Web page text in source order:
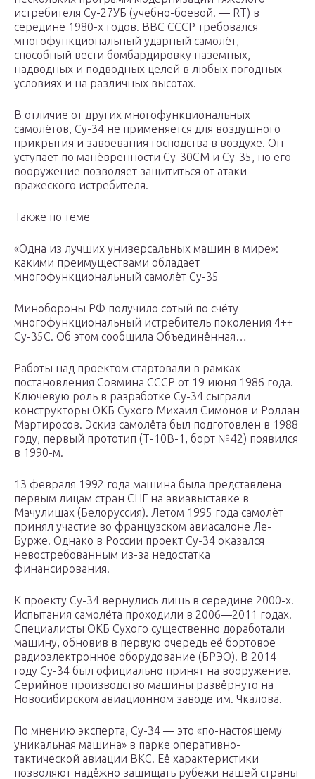
истребителя Су-27УБ (учебно-боевой. — RT) в
середине 1980-х годов. ВВС СССР требовался
многофункциональный ударный самолёт,
способный вести бомбардировку наземных,
надводных и подводных целей в любых погодных
условиях и на различных высотах.
В отличие от других многофункциональных
самолётов, Су-34 не применяется для воздушного
прикрытия и завоевания господства в воздухе. Он
уступает по манёвренности Су-30СМ и Су-35, но его
вооружение позволяет защититься от атаки
вражеского истребителя.
Также по теме
«Одна из лучших универсальных машин в мире»:
какими преимуществами обладает
многофункциональный самолёт Су-35
Минобороны РФ получило сотый по счёту
многофункциональный истребитель поколения 4++
Су-35С. Об этом сообщила Объединённая…
Работы над проектом стартовали в рамках
постановления Совмина СССР от 19 июня 1986 года.
Ключевую роль в разработке Су-34 сыграли
конструкторы ОКБ Сухого Михаил Симонов и Роллан
Мартиросов. Эскиз самолёта был подготовлен в 1988
году, первый прототип (Т-10В-1, борт №42) появился
в 1990-м.
13 февраля 1992 года машина была представлена
первым лицам стран СНГ на авиавыставке в
Мачулищах (Белоруссия). Летом 1995 года самолёт
принял участие во французском авиасалоне Ле-
Бурже. Однако в России проект Су-34 оказался
невостребованным из-за недостатка
финансирования.
К проекту Су-34 вернулись лишь в середине 2000-х.
Испытания самолёта проходили в 2006—2011 годах.
Специалисты ОКБ Сухого существенно доработали
машину, обновив в первую очередь её бортовое
радиоэлектронное оборудование (БРЭО). В 2014
году Су-34 был официально принят на вооружение.
Серийное производство машины развёрнуто на
Новосибирском авиационном заводе им. Чкалова.
По мнению эксперта, Су-34 — это «по-настоящему
уникальная машина» в парке оперативно-
тактической авиации ВКС. Её характеристики
позволяют надёжно защищать рубежи нашей страны